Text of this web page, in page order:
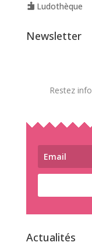
Ludothèque
Newsletter
Restez
Actualités